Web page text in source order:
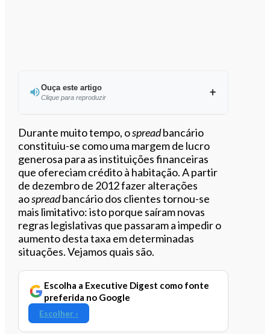
Ouça este artigo
Clique para reproduzir
Ouvir este artigo
Durante muito tempo, ospreadbancário
constituiu-se como uma margem de lucro
generosa para as instituições financeiras
que ofereciam crédito à habitação. A partir
de dezembro de 2012 fazer alterações
aospreadbancário dos clientes tornou-se
mais limitativo: isto porque saíram novas
regras legislativas que passaram a impedir o
aumento desta taxa em determinadas
situações. Vejamos quais são.
Escolha a Executive Digest como fonte
preferida no Google
Escolher ›